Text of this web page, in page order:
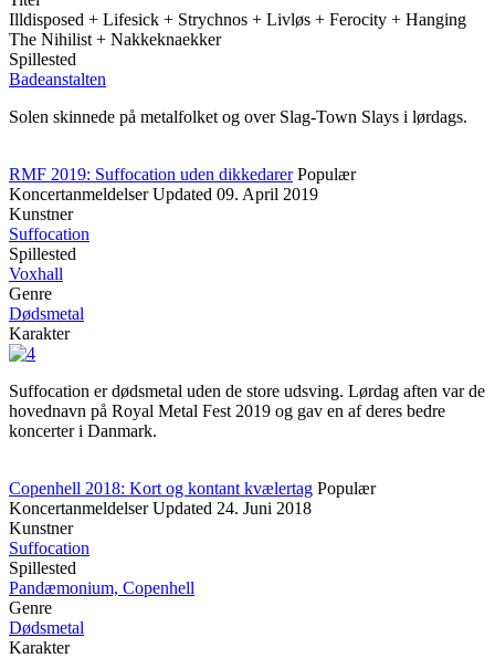
Illdisposed + Lifesick + Strychnos + Livløs + Ferocity + Hanging
The Nihilist + Nakkeknaekker
Spillested
Badeanstalten
Solen skinnede på metalfolket og over Slag-Town Slays i lørdags.
RMF 2019: Suffocation uden dikkedarer Populær
Koncertanmeldelser Updated 09. April 2019
Kunstner
Suffocation
Spillested
Voxhall
Genre
Dødsmetal
Karakter
Suffocation er dødsmetal uden de store udsving. Lørdag aften var de
hovednavn på Royal Metal Fest 2019 og gav en af deres bedre
koncerter i Danmark.
Copenhell 2018: Kort og kontant kvælertag Populær
Koncertanmeldelser Updated 24. Juni 2018
Kunstner
Suffocation
Spillested
Pandæmonium, Copenhell
Genre
Dødsmetal
Karakter